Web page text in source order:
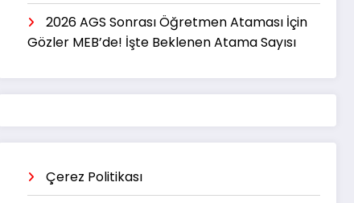
2026 AGS Sonrası Öğretmen Ataması İçin
Gözler MEB’de! İşte Beklenen Atama Sayısı
Çerez Politikası